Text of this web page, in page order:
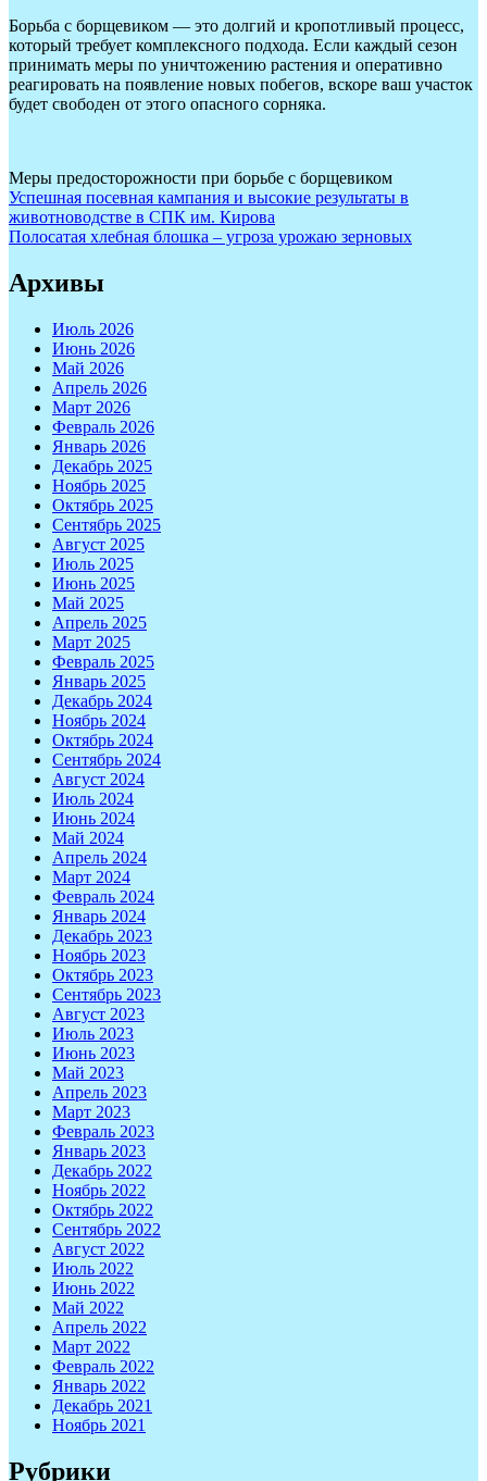
Борьба с борщевиком — это долгий и кропотливый процесс,
который требует комплексного подхода. Если каждый сезон
принимать меры по уничтожению растения и оперативно
реагировать на появление новых побегов, вскоре ваш участок
будет свободен от этого опасного сорняка.
Меры предосторожности при борьбе с борщевиком
Навигация
по
Успешная посевная кампания и высокие результаты в
животноводстве в СПК им. Кирова
Полосатая хлебная блошка – угроза урожаю зерновых
Архивы
Июль 2026
Июнь 2026
Май 2026
Апрель 2026
Март 2026
Февраль 2026
Январь 2026
Декабрь 2025
Ноябрь 2025
Октябрь 2025
Сентябрь 2025
Август 2025
Июль 2025
Июнь 2025
Май 2025
Апрель 2025
Март 2025
Февраль 2025
Январь 2025
Декабрь 2024
Ноябрь 2024
Октябрь 2024
Сентябрь 2024
Август 2024
Июль 2024
Июнь 2024
Май 2024
Апрель 2024
Март 2024
Февраль 2024
Январь 2024
Декабрь 2023
Ноябрь 2023
Октябрь 2023
Сентябрь 2023
Август 2023
Июль 2023
Июнь 2023
Май 2023
Апрель 2023
Март 2023
Февраль 2023
Январь 2023
Декабрь 2022
Ноябрь 2022
Октябрь 2022
Сентябрь 2022
Август 2022
Июль 2022
Июнь 2022
Май 2022
Апрель 2022
Март 2022
Февраль 2022
Январь 2022
Декабрь 2021
Ноябрь 2021
Рубрики